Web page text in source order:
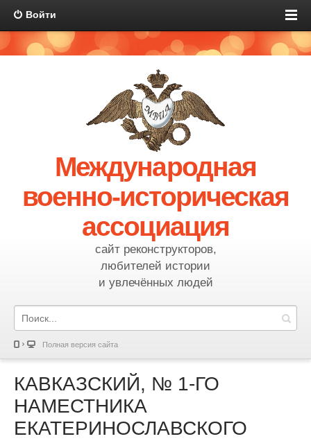
Войти
Международная
военно-историческая
ассоциация
сайт реконструкторов,
любителей истории
и увлечённых людей
Полная версия сайта
КАВКАЗСКИЙ, № 1-ГО
НАМЕСТНИКА
ЕКАТЕРИНОСЛАВСКОГО